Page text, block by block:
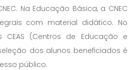
Na Educação Básica, a CNEC
com material didático. No
CEAS (Centros de Educação e
dos alunos beneficiados é
público.